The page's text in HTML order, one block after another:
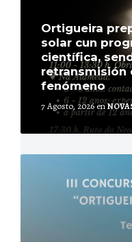
Ortigueira
solar cun
científica,
retransmisión
fenómeno
7 Agosto, 2026 en
More